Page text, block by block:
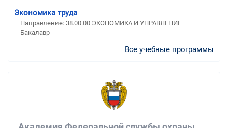
Экономика труда
Направление: 38.00.00 ЭКОНОМИКА И УПРАВЛЕНИЕ
Бакалавр
Все учебные программы